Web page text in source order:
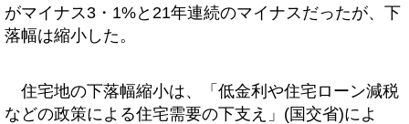
がマイナス3・1%と21年連続のマイナスだったが、下
落幅は縮小した。
住宅地の下落幅縮小は、「低金利や住宅ローン減税
などの政策による住宅需要の下支え」(国交省)によ